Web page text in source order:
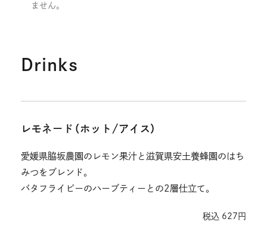
ません。
Drinks
レモネード（ホット/アイス）
愛媛県脇坂農園のレモン果汁と滋賀県安土養蜂園のはち
みつをブレンド。
バタフライピーのハーブティーとの2層仕立て。
税込 627円